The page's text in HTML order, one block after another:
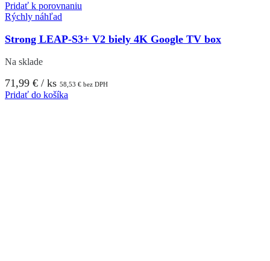
Pridať k porovnaniu
Rýchly náhľad
Strong LEAP-S3+ V2 biely 4K Google TV box
Na sklade
71,99 € / ks 58,53 € bez DPH
Pridať do košíka